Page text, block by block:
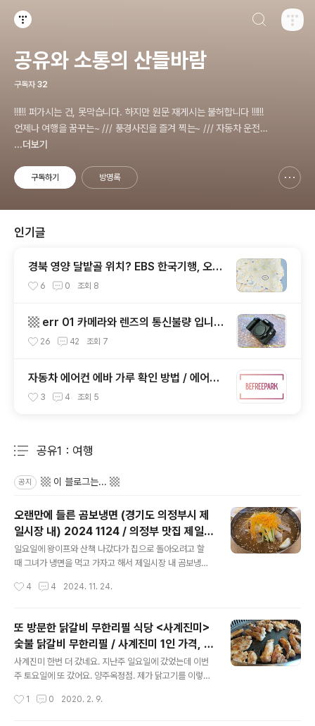
공유와 소통의 산들바람
구독자 32
!!!!!! 퍼가시는 건, 못막습니다. 하지만 원문 재게시는 불허합니다 !!!!!!
언제나 여행을 꿈꾸는~ /// 풍경사진을 즐겨 찍는~ /// 자동차 운전을
즐기는~ /// 컴터조립을 재미있어 하는~ /// 고전과 동시대물을 넘나
적 이슈에 발언하는~ 不老巨
...더보기
구독하기 방명록
인기글
경북 영양 달밭골 위치? EBS 한국기행, 오월
의 부엌, 깜장집 부엌은 따스했네, 영양군 영
만한 곳, 영양읍 상원리. KBS 인간극장 임분
노미 할머니
6 0 조회 8
▩ err 01 카메라와 렌즈의 통신불량 입니
다. 렌즈 접점을 청소하여 주십시요? (캐논 5
26 42 조회 7
자동차 에어컨 에바 가루 확인 방법 / 에어콘
에바포레이터 코팅제 산화, 흰가루는 수산화
3 4 조회 5
공유1：여행
공지 ▩ 이 블로그는... ▩
오랜만에 들른 곰보냉면 (경기도 의정부시 제
일시장 내) 2024 1124 / 의정부 맛집 제일시
장 곰보냉면 / 물냉면 비빔냉면 무초절임 / 초
절임한 무는 물냉면의 훌륭한 조연이다!
일요일에 왕이프와 산책 나갔다가 집으로 돌아오려고 할
때 그녀가 냉면을 먹고 가자고 해서 제일시장 내 곰보냉면
문한 곰보냉면집이었다. 경기도 의정부시 태평로73번
정부동 160번지 곰보냉면 https://m.map.kakao.com/
actions/detailMapView?id=9689338&refServic
e=place https://m.place.naver.com/restaurant/1
8554054/location?entry=plt&filter=location&sel
ected_place_id=18554054 나는 물냉면(곱)을 그리
4 4 2024. 11. 24.
또 방문한 닭갈비 무한리필 식당 <사계진미>
숯불 닭갈비 무한리필 / 사계진미 1인 가격, 닭
갈비 닭고기 맛집 추천, 양주옥정점 수유점 의
정부점 홍대점 강남본점
사계진미 한번 더 갔네요. 지난주 일요일에 갔었는데 이번
주 토요일에 또 갔어요. 양주옥정점. 제가 닭고기를 이렇게
니다. 양념에 재지 않은 구워 먹는 닭갈비도 맛있고, 튀김옷
1 0 2020. 2. 9.